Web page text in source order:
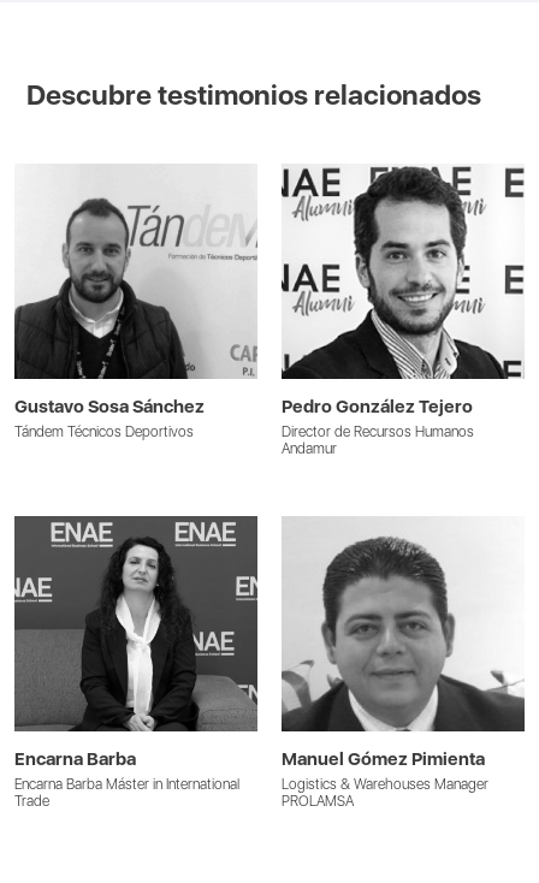
Descubre testimonios relacionados
Gustavo Sosa Sánchez
Tándem Técnicos Deportivos
Pedro González Tejero
Director de Recursos Humanos
Andamur
Encarna Barba
Encarna Barba Máster in International
Trade
Manuel Gómez Pimienta
Logistics & Warehouses Manager
PROLAMSA